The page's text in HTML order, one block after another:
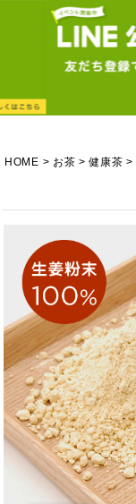
HOME お茶 健康茶